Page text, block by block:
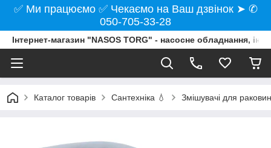
✅ Ми працюємо ✅ Чекаємо на Ваш дзвінок ➤ ✆
050-705-33-28
Інтернет-магазин "NASOS TORG" - насосне обладнання,
Каталог товарів Сантехніка 💧 Змішувачі для